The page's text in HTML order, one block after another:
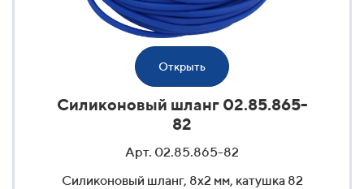
Открыть
Силиконовый шланг 02.85.865-
82
Арт. 02.85.865-82
Силиконовый шланг, 8x2 мм, катушка 82